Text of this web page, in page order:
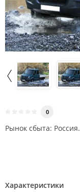
0
Рынок сбыта: Россия.
Характеристики